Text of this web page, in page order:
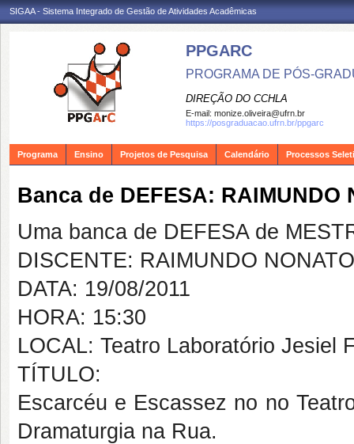
SIGAA - Sistema Integrado de Gestão de Atividades Acadêmicas
PPGARC
PROGRAMA DE PÓS-
DIREÇÃO DO CCHLA
E-mail: monize.oliveira@ufrn.br
https://posgraduacao.ufrn.br/ppgarc
Programa Ensino Projetos de Pesquisa Calendário Processos
Banca de DEFESA: RAIMUNDO
Uma banca de DEFESA de
DISCENTE: RAIMUNDO
DATA: 19/08/2011
HORA: 15:30
LOCAL: Teatro Laboratório Jesiel
TÍTULO:
Escarcéu e Escassez no no
Dramaturgia na Rua.